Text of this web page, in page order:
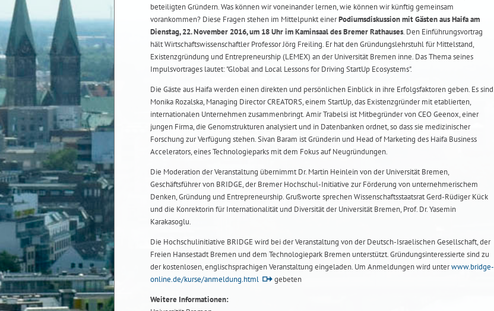
beteiligten Gründern. Was können wir voneinander lernen, wie können wir künftig gemeinsam
vorankommen? Diese Fragen stehen im Mittelpunkt einerPodiumsdiskussion mit Gästen aus Haifa am
Dienstag, 22. November 2016, um 18 Uhr im Kaminsaal des Bremer Rathauses. Den Einführungsvortrag
hält Wirtschaftswissenschaftler Professor Jörg Freiling. Er hat den Gründungslehrstuhl für Mittelstand,
Existenzgründung und Entrepreneurship (LEMEX) an der Universität Bremen inne. Das Thema seines
Impulsvortrages lautet: "Global and Local Lessons for Driving StartUp Ecosystems".
Die Gäste aus Haifa werden einen direkten und persönlichen Einblick in ihre Erfolgsfaktoren geben. Es sind
Monika Rozalska, Managing Director CREATORS, einem StartUp, das Existenzgründer mit etablierten,
internationalen Unternehmen zusammenbringt. Amir Trabelsi ist Mitbegründer von CEO Geenox, einer
jungen Firma, die Genomstrukturen analysiert und in Datenbanken ordnet, so dass sie medizinischer
Forschung zur Verfügung stehen. Sivan Baram ist Gründerin und Head of Marketing des Haifa Business
Accelerators, eines Technologieparks mit dem Fokus auf Neugründungen.
Die Moderation der Veranstaltung übernimmt Dr. Martin Heinlein von der Universität Bremen,
Geschäftsführer von BRIDGE, der Bremer Hochschul-Initiative zur Förderung von unternehmerischem
Denken, Gründung und Entrepreneurship. Grußworte sprechen Wissenschaftsstaatsrat Gerd-Rüdiger Kück
und die Konrektorin für Internationalität und Diversität der Universität Bremen, Prof. Dr. Yasemin
Karakasoglu.
Die Hochschulinitiative BRIDGE wird bei der Veranstaltung von der Deutsch-Israelischen Gesellschaft, der
Freien Hansestadt Bremen und dem Technologiepark Bremen unterstützt. Gründungsinteressierte sind zu
der kostenlosen, englischsprachigen Veranstaltung eingeladen. Um Anmeldungen wird unterwww.bridge-
online.de/kurse/anmeldung.html
gebeten
Weitere Informationen: